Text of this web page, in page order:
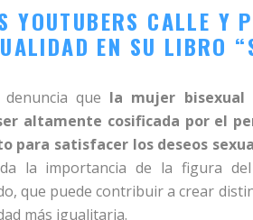
YOUTUBERS CALLE Y
EN SU LIBRO
que la mujer bisexual
altamente cosificada por el
para satisfacer los deseos
la importancia de la figura
que puede contribuir a crear
más igualitaria.